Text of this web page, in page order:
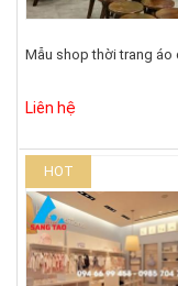
Mẫu shop thời trang áo
Liên hệ
HOT